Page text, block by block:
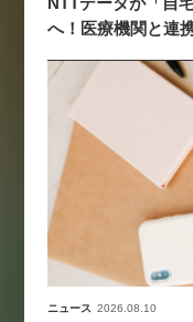
へ！医療機関と連
ニュース 2026.08.10